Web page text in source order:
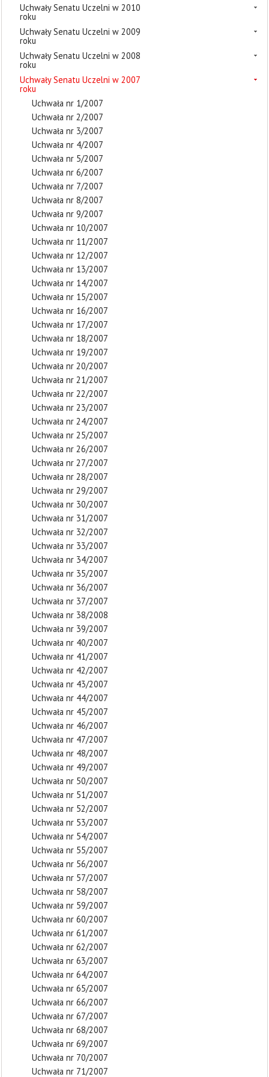
Uchwały Senatu Uczelni w 2010
roku
Uchwały Senatu Uczelni w 2009
roku
Uchwały Senatu Uczelni w 2008
roku
Uchwały Senatu Uczelni w 2007
roku
Uchwała nr 1/2007
Uchwała nr 2/2007
Uchwała nr 3/2007
Uchwała nr 4/2007
Uchwała nr 5/2007
Uchwała nr 6/2007
Uchwała nr 7/2007
Uchwała nr 8/2007
Uchwała nr 9/2007
Uchwała nr 10/2007
Uchwała nr 11/2007
Uchwała nr 12/2007
Uchwała nr 13/2007
Uchwała nr 14/2007
Uchwała nr 15/2007
Uchwała nr 16/2007
Uchwała nr 17/2007
Uchwała nr 18/2007
Uchwała nr 19/2007
Uchwała nr 20/2007
Uchwała nr 21/2007
Uchwała nr 22/2007
Uchwała nr 23/2007
Uchwała nr 24/2007
Uchwała nr 25/2007
Uchwała nr 26/2007
Uchwała nr 27/2007
Uchwała nr 28/2007
Uchwała nr 29/2007
Uchwała nr 30/2007
Uchwała nr 31/2007
Uchwała nr 32/2007
Uchwała nr 33/2007
Uchwała nr 34/2007
Uchwała nr 35/2007
Uchwała nr 36/2007
Uchwała nr 37/2007
Uchwała nr 38/2008
Uchwała nr 39/2007
Uchwała nr 40/2007
Uchwała nr 41/2007
Uchwała nr 42/2007
Uchwała nr 43/2007
Uchwała nr 44/2007
Uchwała nr 45/2007
Uchwała nr 46/2007
Uchwała nr 47/2007
Uchwała nr 48/2007
Uchwała nr 49/2007
Uchwała nr 50/2007
Uchwała nr 51/2007
Uchwała nr 52/2007
Uchwała nr 53/2007
Uchwała nr 54/2007
Uchwała nr 55/2007
Uchwała nr 56/2007
Uchwała nr 57/2007
Uchwała nr 58/2007
Uchwała nr 59/2007
Uchwała nr 60/2007
Uchwała nr 61/2007
Uchwała nr 62/2007
Uchwała nr 63/2007
Uchwała nr 64/2007
Uchwała nr 65/2007
Uchwała nr 66/2007
Uchwała nr 67/2007
Uchwała nr 68/2007
Uchwała nr 69/2007
Uchwała nr 70/2007
Uchwała nr 71/2007